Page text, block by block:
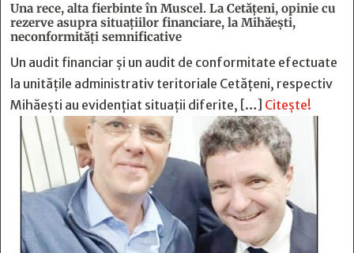
Una rece, alta fierbinte în Muscel. La Cetăţeni, opinie cu
rezerve asupra situaţiilor financiare, la Mihăeşti,
neconformităţi semnificative
Un audit financiar și un audit de conformitate efectuate
la unitățile administrativ teritoriale Cetățeni, respectiv
Mihăești au evidențiat situații diferite, […] Citește!